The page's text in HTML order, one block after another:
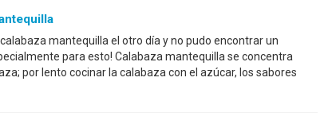
mantequilla el otro día y no pudo encontrar un
para esto! Calabaza mantequilla se concentra
por lento cocinar la calabaza con el azúcar, los sabores